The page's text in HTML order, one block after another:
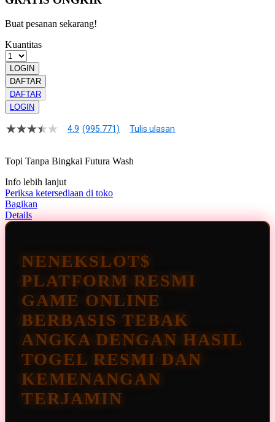
Buat pesanan sekarang!
Kuantitas
LOGIN
DAFTAR
DAFTAR
LOGIN
4.9
bintang,
rating
rata-
rata.
Read
13
yang
4.9 (995.771) Tulis ulasan
Topi Tanpa Bingkai Futura Wash
Info lebih lanjut
Periksa ketersediaan di toko
Bagikan
Details
NENEKSLOT$
PLATFORM RESMI
GAME ONLINE
BERBASIS TEBAK
ANGKA DENGAN HASIL
TOGEL RESMI DAN
KEMENANGAN
TERJAMIN